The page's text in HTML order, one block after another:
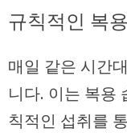
규칙적인 복용
매일 같은 시간
니다. 이는 복용
칙적인 섭취를